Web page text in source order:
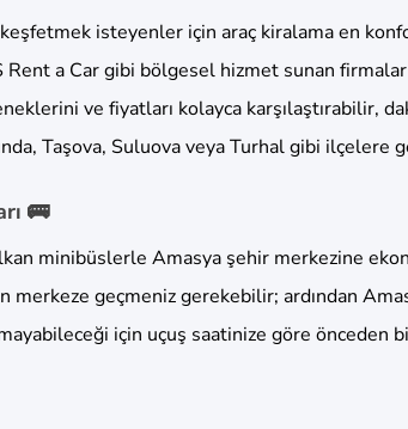
isteyenler için araç kiralama en
Rent a Car gibi bölgesel hizmet sunan
ve fiyatları kolayca karşılaştırabilir,
Taşova, Suluova veya Turhal gibi ilçelere
🚌
minibüslerle Amasya şehir merkezine
merkeze geçmeniz gerekebilir; ardından
için uçuş saatinize göre önceden